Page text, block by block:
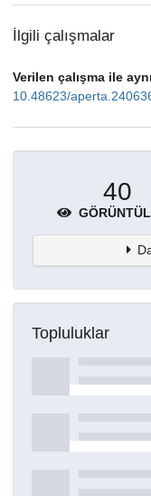
İlgili çalışmalar
Verilen çalışma ile
10.48623/
40
Topluluklar